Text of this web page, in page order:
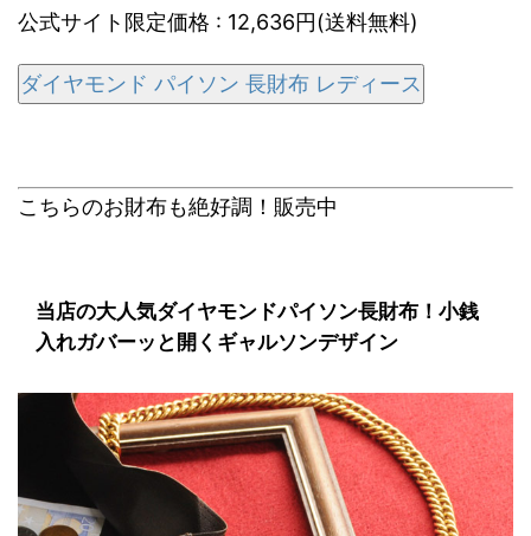
公式サイト限定価格 : 12,636円(送料無料)
ダイヤモンド パイソン 長財布 レディース
こちらのお財布も絶好調！販売中
当店の大人気ダイヤモンドパイソン長財布！小銭
入れガバーッと開くギャルソンデザイン